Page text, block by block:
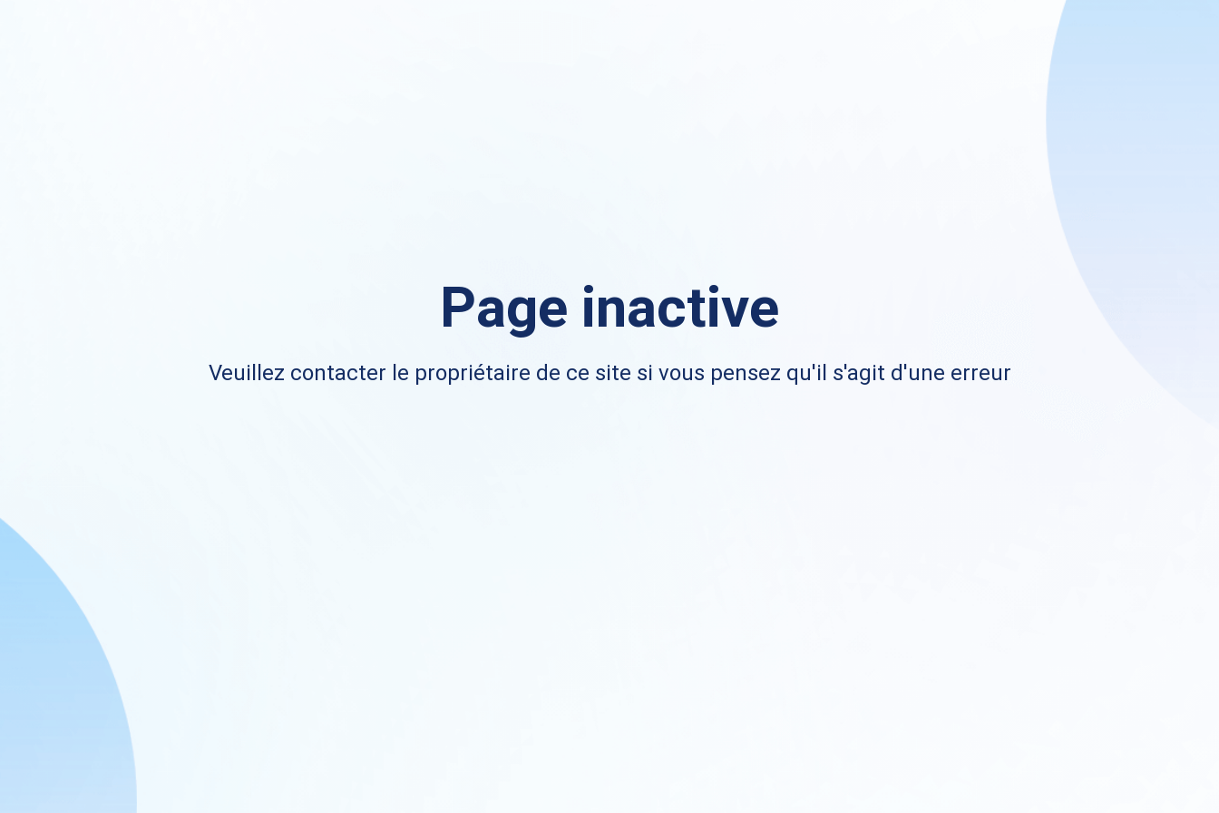
Page inactive
Veuillez contacter le propriétaire de ce site si vous pensez qu'il s'agit d'une erreur